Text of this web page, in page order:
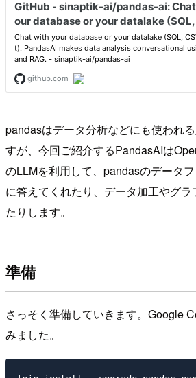
pandasはデータ分析などにも使われ
すが、今回ご紹介するPandasAIは
のLLMを利用して、pandasのデータ
に答えてくれたり、データ加工やグ
たりします。
準備
さっそく準備していきます。Google
みました。